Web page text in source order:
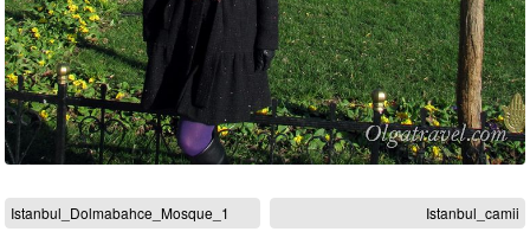
Istanbul_Dolmabahce_Mosque_1
Istanbul_camii